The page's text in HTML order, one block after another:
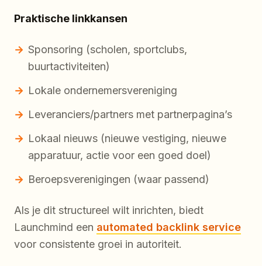
Praktische linkkansen
Sponsoring (scholen, sportclubs,
buurtactiviteiten)
Lokale ondernemersvereniging
Leveranciers/partners met partnerpagina’s
Lokaal nieuws (nieuwe vestiging, nieuwe
apparatuur, actie voor een goed doel)
Beroepsverenigingen (waar passend)
Als je dit structureel wilt inrichten, biedt
Launchmind een automated backlink service
voor consistente groei in autoriteit.